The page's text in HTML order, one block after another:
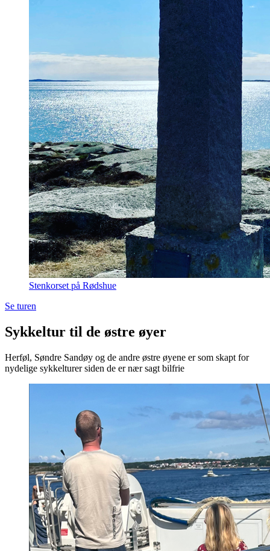
Stenkorset på Rødshue
Se turen
Sykkeltur til de østre øyer
Herføl, Søndre Sandøy og de andre østre øyene er som skapt for
nydelige sykkelturer siden de er nær sagt bilfrie